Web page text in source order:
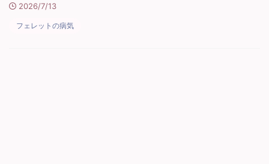
2026/7/13
フェレットの病気